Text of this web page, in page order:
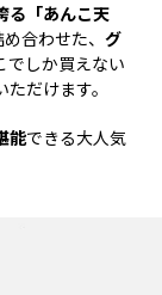
る「あんこ天
合わせた、 グ
でしか買えない
だけます。
能できる大人気